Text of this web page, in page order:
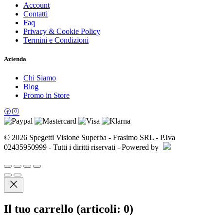
Account
Contatti
Faq
Privacy & Cookie Policy
Termini e Condizioni
Azienda
Chi Siamo
Blog
Promo in Store
© 2026 Spegetti Visione Superba - Frasimo SRL - P.Iva
02435950999 - Tutti i diritti riservati - Powered by
Il tuo carrello (articoli: 0)